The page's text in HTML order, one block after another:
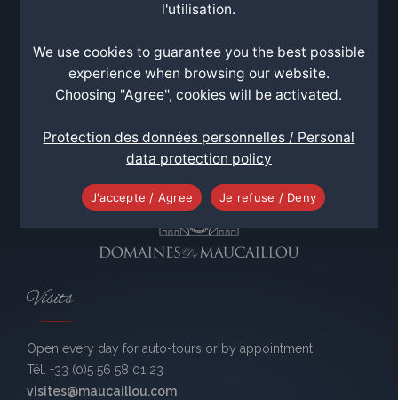
Château MAUCAILLOU
33480 Moulis en Médoc, France
Fax +33 (0)5.56.58.00.88
visites@maucaillou.com
Visits
Open every day for auto-tours or by appointment
Tél. +33 (0)5 56 58 01 23
visites@maucaillou.com
l'utilisation.
We use cookies to guarantee you the best possible
experience when browsing our website.
Choosing "Agree", cookies will be activated.
Protection des données personnelles / Personal
data protection policy
J'accepte / Agree Je refuse / Deny